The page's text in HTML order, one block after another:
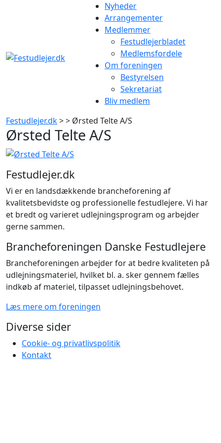
Nyheder
Arrangementer
Medlemmer
Festudlejerbladet
Medlemsfordele
Om foreningen
Bestyrelsen
Sekretariat
Bliv medlem
Festudlejer.dk> > Ørsted Telte A/S
Ørsted Telte A/S
Festudlejer.dk
Vi er en landsdækkende brancheforening af
kvalitetsbevidste og professionelle festudlejere. Vi har
et bredt og varieret udlejningsprogram og arbejder
gerne sammen.
Brancheforeningen Danske Festudlejere
Brancheforeningen arbejder for at bedre kvaliteten på
udlejningsmateriel, hvilket bl. a. sker gennem fælles
indkøb af materiel, tilpasset udlejningsbehovet.
Læs mere om foreningen
Diverse sider
Cookie- og privatlivspolitik
Kontakt